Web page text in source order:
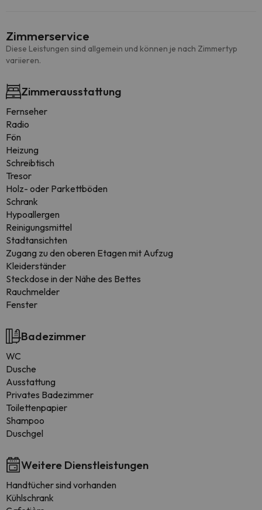
Zimmerservice
Diese Leistungen sind allgemein und können je nach Zimmertyp
variieren.
Zimmerausstattung
Fernseher
Radio
Fön
Heizung
Schreibtisch
Tresor
Holz- oder Parkettböden
Schrank
Hypoallergen
Reinigungsmittel
Stadtansichten
Zugang zu den oberen Etagen mit Aufzug
Kleiderständer
Steckdose in der Nähe des Bettes
Rauchmelder
Fenster
Badezimmer
WC
Dusche
Ausstattung
Privates Badezimmer
Toilettenpapier
Shampoo
Duschgel
Weitere Dienstleistungen
Handtücher sind vorhanden
Kühlschrank